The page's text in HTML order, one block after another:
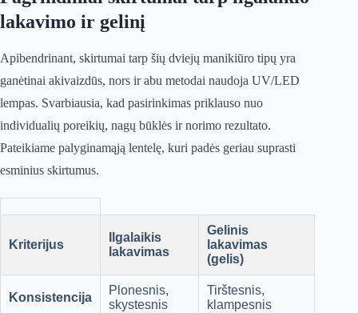
lakavimo ir gelinį
Apibendrinant, skirtumai tarp šių dviejų manikiūro tipų yra
ganėtinai akivaizdūs, nors ir abu metodai naudoja UV/LED
lempas. Svarbiausia, kad pasirinkimas priklauso nuo
individualių poreikių, nagų būklės ir norimo rezultato.
Pateikiame palyginamąją lentelę, kuri padės geriau suprasti
esminius skirtumus.
Kriterijus
Ilgalaikis
lakavimas
Gelinis
lakavimas
(gelis)
Konsistencija
Plonesnis,
skystesnis
Tirštesnis,
klampesnis